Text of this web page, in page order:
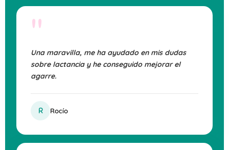
"
Una maravilla, me ha ayudado en mis dudas
sobre lactancia y he conseguido mejorar el
agarre.
R Rocío